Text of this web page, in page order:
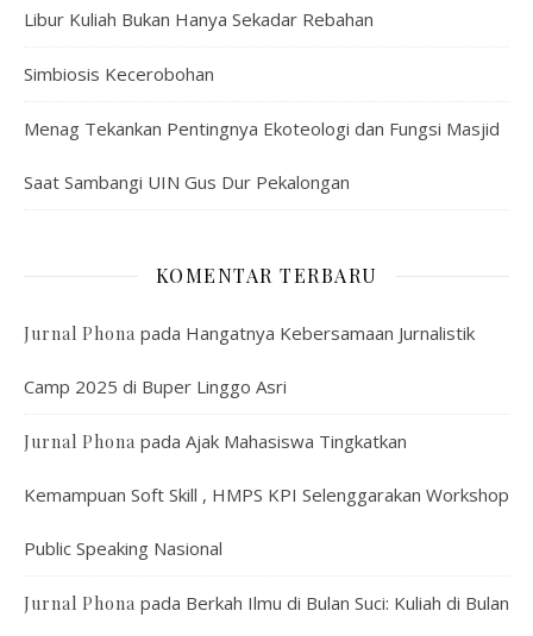
Libur Kuliah Bukan Hanya Sekadar Rebahan
Simbiosis Kecerobohan
Menag Tekankan Pentingnya Ekoteologi dan Fungsi Masjid
Saat Sambangi UIN Gus Dur Pekalongan
KOMENTAR TERBARU
Jurnal Phona pada Hangatnya Kebersamaan Jurnalistik
Camp 2025 di Buper Linggo Asri
Jurnal Phona pada Ajak Mahasiswa Tingkatkan
Kemampuan Soft Skill , HMPS KPI Selenggarakan Workshop
Public Speaking Nasional
Jurnal Phona pada Berkah Ilmu di Bulan Suci: Kuliah di Bulan